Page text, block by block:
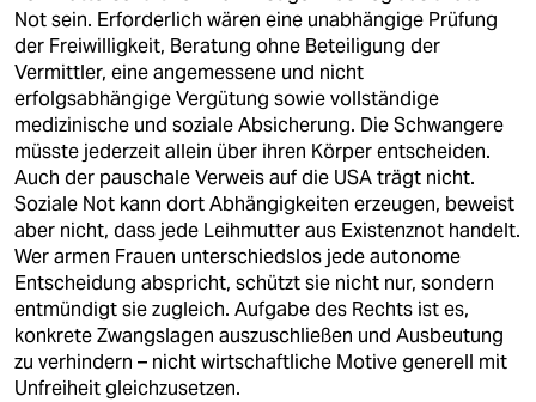
Not sein. Erforderlich wären eine unabhängige Prüfung
der Freiwilligkeit, Beratung ohne Beteiligung der
Vermittler, eine angemessene und nicht
erfolgsabhängige Vergütung sowie vollständige
medizinische und soziale Absicherung. Die Schwangere
müsste jederzeit allein über ihren Körper entscheiden.
Auch der pauschale Verweis auf die USA trägt nicht.
Soziale Not kann dort Abhängigkeiten erzeugen, beweist
aber nicht, dass jede Leihmutter aus Existenznot handelt.
Wer armen Frauen unterschiedslos jede autonome
Entscheidung abspricht, schützt sie nicht nur, sondern
entmündigt sie zugleich. Aufgabe des Rechts ist es,
konkrete Zwangslagen auszuschließen und Ausbeutung
zu verhindern – nicht wirtschaftliche Motive generell mit
Unfreiheit gleichzusetzen.